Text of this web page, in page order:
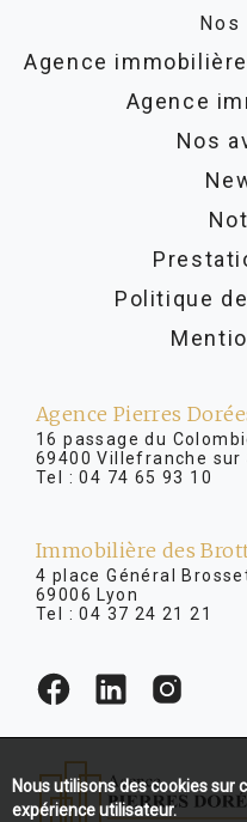
Nos
Agence
Agence
Nos
Politique
Agence Pierres
16 passage du
69400 Villefranche sur
Tel :04 74 65 93 10
Immobilière des
4 place Général
69006 Lyon
Tel :04 37 24 21 21
Nous utilisons des cookies sur
expérience utilisateur.